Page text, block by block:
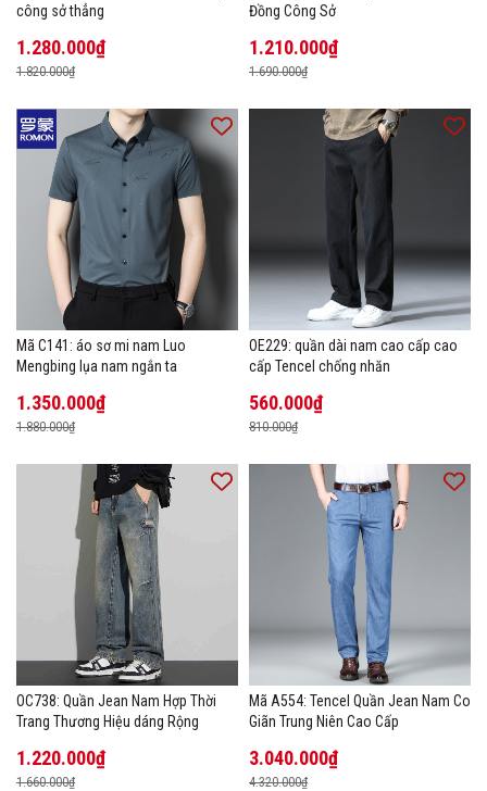
công sở thẳng
1.280.000₫
1.820.000₫
Đồng Công Sở
1.210.000₫
1.690.000₫
Mã C141: áo sơ mi nam Luo
Mengbing lụa nam ngắn ta
1.350.000₫
1.880.000₫
OE229: quần dài nam cao cấp cao
cấp Tencel chống nhăn
560.000₫
810.000₫
OC738: Quần Jean Nam Hợp Thời
Trang Thương Hiệu dáng Rộng
1.220.000₫
1.660.000₫
Mã A554: Tencel Quần Jean Nam Co
Giãn Trung Niên Cao Cấp
3.040.000₫
4.320.000₫